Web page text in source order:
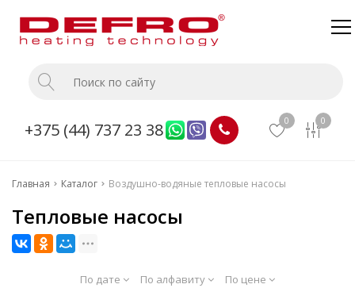
+375 (44) 737 23 38 0 0
О компании
Монтаж
Прайс
Главная Каталог Воздушно-водяные тепловые насосы
Тепловые насосы
По дате По алфавиту По цене